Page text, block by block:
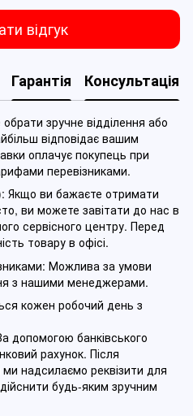
відгук
Гарантія Консультація
зручне відділення або
відповідає вашим
оплачує покупець при
перевізниками.
Якщо ви бажаєте отримати
ви можете завітати до нас в
сервісного центру. Перед
товару в офісі.
Можлива за умови
з нашими менеджерами.
кожен робочий день з
допомогою банківського
рахунок. Після
надсилаємо реквізити для
будь-яким зручним